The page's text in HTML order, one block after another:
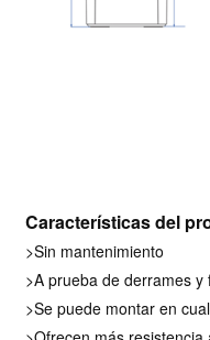
Características del
>Sin mantenimiento
>A prueba de derrames y
>Se puede montar en